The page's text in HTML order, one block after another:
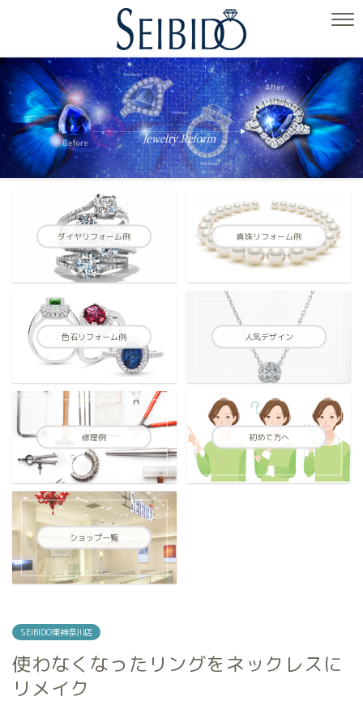
ダイヤリフォーム例 真珠リフォーム例
色石リフォーム例 人気デザイン
修理例 初めて方へ
ショップ一覧
SEIBIDO東神奈川店
使わなくなったリングをネックレスに
リメイク